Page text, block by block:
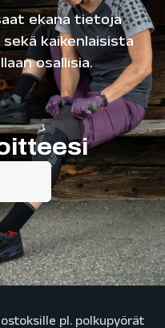
ekana tietoja
kaikenlaisista
osallisia.
pl. polkupyörät